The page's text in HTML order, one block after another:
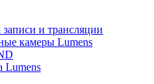
и трансляции
камеры Lumens
Lumens